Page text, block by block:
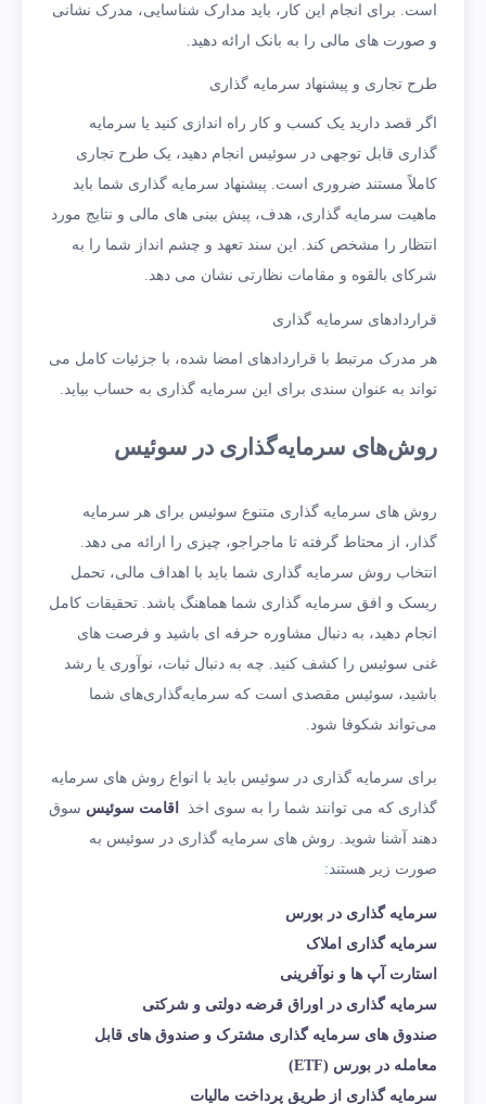
است. برای انجام این کار، باید مدارک شناسایی، مدرک نشانی
و صورت های مالی را به بانک ارائه دهید.
طرح تجاری و پیشنهاد سرمایه گذاری
اگر قصد دارید یک کسب و کار راه اندازی کنید یا سرمایه
گذاری قابل توجهی در سوئیس انجام دهید، یک طرح تجاری
کاملاً مستند ضروری است. پیشنهاد سرمایه گذاری شما باید
ماهیت سرمایه گذاری، هدف، پیش بینی های مالی و نتایج مورد
انتظار را مشخص کند. این سند تعهد و چشم انداز شما را به
شرکای بالقوه و مقامات نظارتی نشان می دهد.
قراردادهای سرمایه گذاری
هر مدرک مرتبط با قراردادهای امضا شده، با جزئیات کامل می
تواند به عنوان سندی برای این سرمایه گذاری به حساب بیاید.
روش‌های سرمایه‌گذاری در سوئیس
روش های سرمایه گذاری متنوع سوئیس برای هر سرمایه
گذار، از محتاط گرفته تا ماجراجو، چیزی را ارائه می دهد.
انتخاب روش سرمایه گذاری شما باید با اهداف مالی، تحمل
ریسک و افق سرمایه گذاری شما هماهنگ باشد. تحقیقات کامل
انجام دهید، به دنبال مشاوره حرفه ای باشید و فرصت های
غنی سوئیس را کشف کنید. چه به دنبال ثبات، نوآوری یا رشد
باشید، سوئیس مقصدی است که سرمایه‌گذاری‌های شما
می‌تواند شکوفا شود.
برای سرمایه گذاری در سوئیس باید با انواع روش های سرمایه
گذاری که می توانند شما را به سوی اخذ
اقامت سوئیس سوق
دهند آشنا شوید. روش های سرمایه گذاری در سوئیس به
صورت زیر هستند:
سرمایه گذاری در بورس
سرمایه گذاری املاک
استارت آپ ها و نوآفرینی
سرمایه گذاری در اوراق قرضه دولتی و شرکتی
صندوق های سرمایه گذاری مشترک و صندوق های قابل
معامله در بورس (ETF)
سرمایه گذاری از طریق پرداخت مالیات